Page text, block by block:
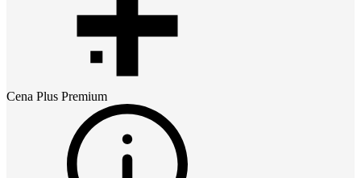
Cena Plus Premium